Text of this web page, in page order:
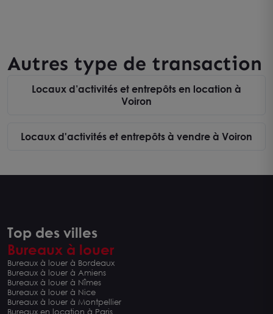
Autres type de transaction
Locaux d’activités et entrepôts en location à
Voiron
Locaux d'activités et entrepôts à vendre à Voiron
Top des villes
Bureaux à louer
Bureaux à louer à Bordeaux
Bureaux à louer à Amiens
Bureaux à louer à Nîmes
Bureaux à louer à Nice
Bureaux à louer à Montpellier
Bureaux en location à Paris